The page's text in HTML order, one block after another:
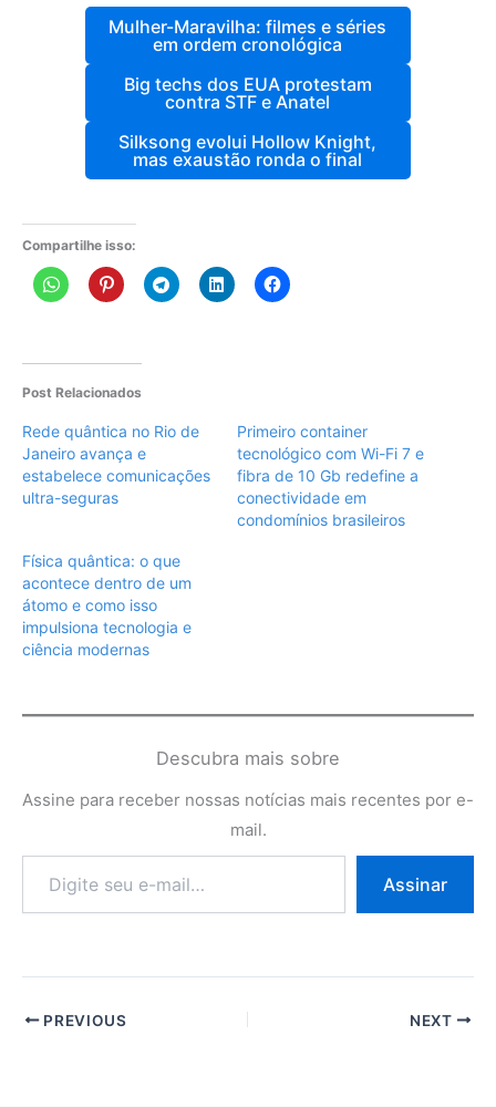
Mulher-Maravilha: filmes e séries
em ordem cronológica
Big techs dos EUA protestam
contra STF e Anatel
Silksong evolui Hollow Knight,
mas exaustão ronda o final
Compartilhe isso:
Post Relacionados
Rede quântica no Rio de
Janeiro avança e
estabelece comunicações
ultra-seguras
Primeiro container
tecnológico com Wi-Fi 7 e
fibra de 10 Gb redefine a
conectividade em
condomínios brasileiros
Física quântica: o que
acontece dentro de um
átomo e como isso
impulsiona tecnologia e
ciência modernas
Descubra mais sobre
Assine para receber nossas notícias mais recentes por e-
mail.
e-
Assinar
PREVIOUS NEXT